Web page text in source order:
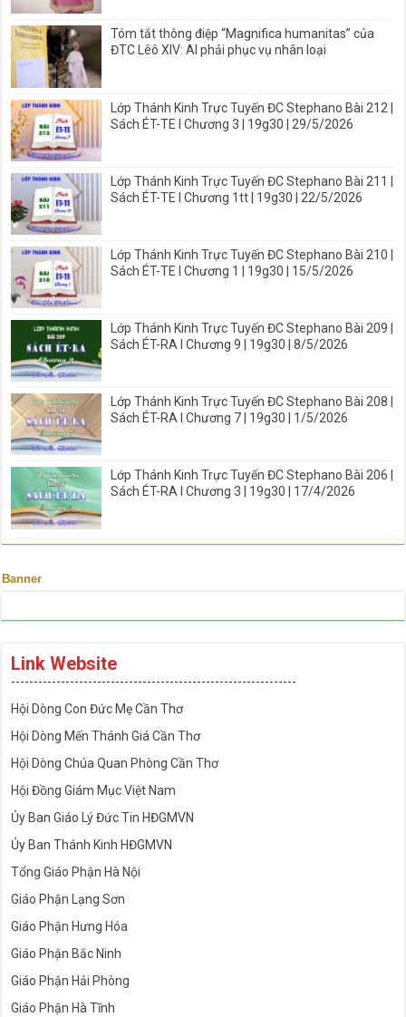
Tóm tắt thông điệp “Magnifica humanitas” của
ĐTC Lêô XIV: AI phải phục vụ nhân loại
Lớp Thánh Kinh Trực Tuyến ĐC Stephano Bài 212 |
Sách ÉT-TE I Chương 3 | 19g30 | 29/5/2026
Lớp Thánh Kinh Trực Tuyến ĐC Stephano Bài 211 |
Sách ÉT-TE I Chương 1tt | 19g30 | 22/5/2026
Lớp Thánh Kinh Trực Tuyến ĐC Stephano Bài 210 |
Sách ÉT-TE I Chương 1 | 19g30 | 15/5/2026
Lớp Thánh Kinh Trực Tuyến ĐC Stephano Bài 209 |
Sách ÉT-RA I Chương 9 | 19g30 | 8/5/2026
Lớp Thánh Kinh Trực Tuyến ĐC Stephano Bài 208 |
Sách ÉT-RA I Chương 7 | 19g30 | 1/5/2026
Lớp Thánh Kinh Trực Tuyến ĐC Stephano Bài 206 |
Sách ÉT-RA I Chương 3 | 19g30 | 17/4/2026
Banner
Link Website
---------------------------------------------------------------
Hội Dòng Con Đức Mẹ Cần Thơ
Hội Dòng Mến Thánh Giá Cần Thơ
Hội Dòng Chúa Quan Phòng Cần Thơ
Hội Đồng Giám Mục Việt Nam
Ủy Ban Giáo Lý Đức Tin HĐGMVN
Ủy Ban Thánh Kinh HĐGMVN
Tổng Giáo Phận Hà Nội
Giáo Phận Lạng Sơn
Giáo Phận Hưng Hóa
Giáo Phận Bắc Ninh
Giáo Phận Hải Phòng
Giáo Phận Hà Tĩnh